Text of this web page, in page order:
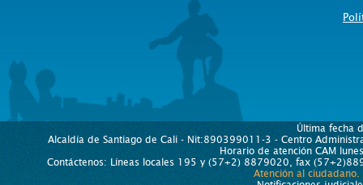
Última fecha
Alcaldía de Santiago de Cali - Nit:890399011-3 - Centro
Horario de atención CAM
Contáctenos: Líneas locales 195 y (57+2) 8879020, fax
Atención al ciudadano.